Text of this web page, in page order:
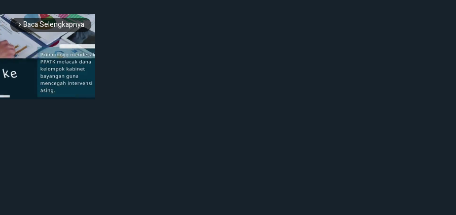
arrow_forward_ios Baca Selengkapnya